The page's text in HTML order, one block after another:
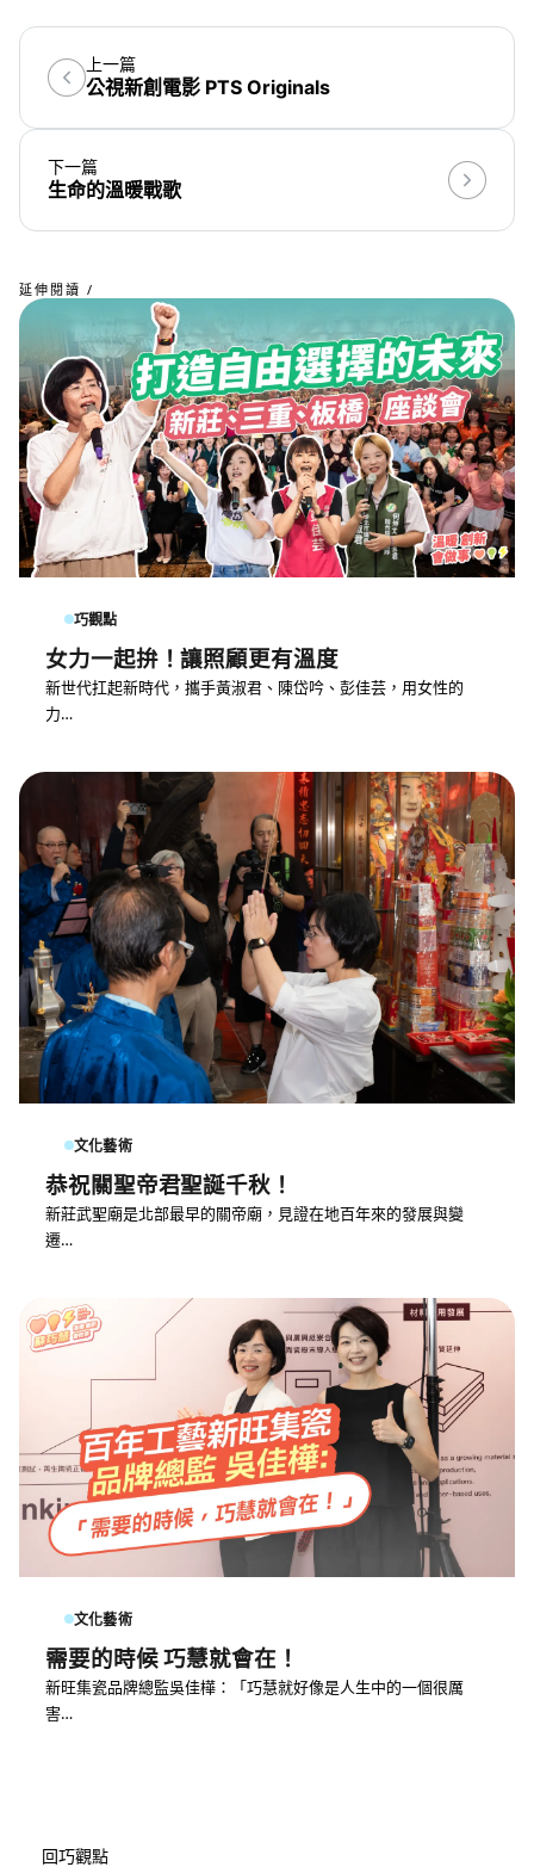
上一篇
公視新創電影 PTS Originals
下一篇
生命的溫暖戰歌
延伸閱讀 /
巧觀點
女力一起拚！讓照顧更有溫度
新世代扛起新時代，攜手黃淑君、陳岱吟、彭佳芸，用女性的
力…
文化藝術
恭祝關聖帝君聖誕千秋！
新莊武聖廟是北部最早的關帝廟，見證在地百年來的發展與變
遷…
文化藝術
需要的時候 巧慧就會在！
新旺集瓷品牌總監吳佳樺：「巧慧就好像是人生中的一個很厲
害…
回巧觀點